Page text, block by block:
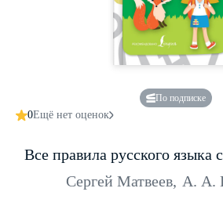
По подписке
0Ещё нет оценок
Все правила русского языка
Сергей Матвеев, А. А.